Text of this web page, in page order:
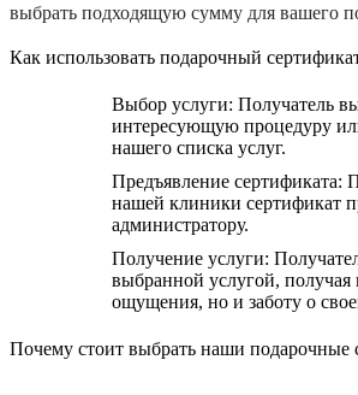
выбрать подходящую сумму для вашего
Как использовать подарочный
Выбор услуги: Получатель
интересующую процедуру
нашего списка услуг.
Предъявление сертификата:
нашей клиники сертификат
администратору.
Получение услуги:
выбранной услугой, получая
ощущения, но и заботу о
Почему стоит выбрать наши подарочные